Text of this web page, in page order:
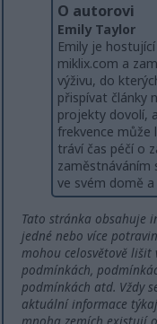
O autorovi
Emily Taylor
Emily je
miklix.com a
výživu, do
přispívat články
projekty dovolí,
frekvence může
tráví čas péčí o
zaměstnáváním
ve svém domě
Tato stránka obsahuje
jedné nebo více
mohou celosvětově
podmínkách,
podmínkách atd. Vždy
aktuální informace
mnoha zemích existují